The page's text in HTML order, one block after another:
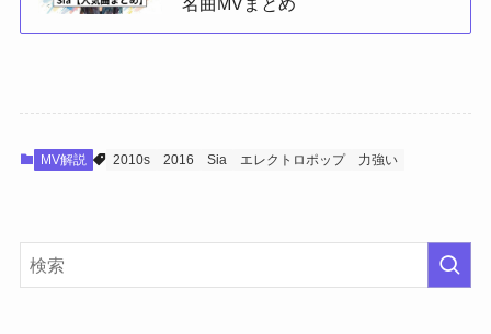
MV解説 2010s 2016 Sia エレクトロポップ 力強い